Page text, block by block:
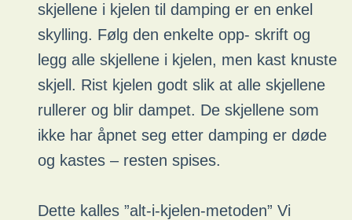
skjellene i kjelen til damping er en enkel
skylling. Følg den enkelte opp- skrift og
legg alle skjellene i kjelen, men kast knuste
skjell. Rist kjelen godt slik at alle skjellene
rullerer og blir dampet. De skjellene som
ikke har åpnet seg etter damping er døde
og kastes – resten spises.
Dette kalles ”alt-i-kjelen-metoden” Vi